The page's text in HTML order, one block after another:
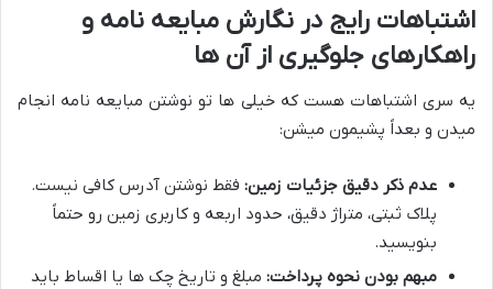
اشتباهات رایج در نگارش مبایعه نامه و
راهکارهای جلوگیری از آن ها
یه سری اشتباهات هست که خیلی ها تو نوشتن مبایعه نامه انجام
میدن و بعداً پشیمون میشن:
عدم ذکر دقیق جزئیات زمین: فقط نوشتن آدرس کافی نیست.
پلاک ثبتی، متراژ دقیق، حدود اربعه و کاربری زمین رو حتماً
بنویسید.
مبهم بودن نحوه پرداخت: مبلغ و تاریخ چک ها یا اقساط باید